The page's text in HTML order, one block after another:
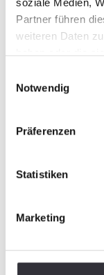
Partner führen
weiteren Daten
haben oder die
Notwendig
Präferenzen
Statistiken
Marketing